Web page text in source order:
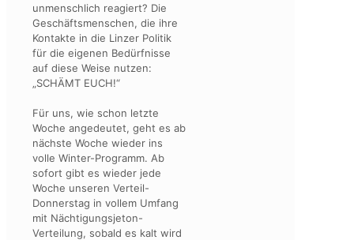
unmenschlich reagiert? Die
Geschäftsmenschen, die ihre
Kontakte in die Linzer Politik
für die eigenen Bedürfnisse
auf diese Weise nutzen:
„SCHÄMT EUCH!“
Für uns, wie schon letzte
Woche angedeutet, geht es ab
nächste Woche wieder ins
volle Winter-Programm. Ab
sofort gibt es wieder jede
Woche unseren Verteil-
Donnerstag in vollem Umfang
mit Nächtigungsjeton-
Verteilung, sobald es kalt wird